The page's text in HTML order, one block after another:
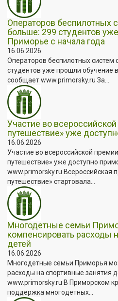
Операторов беспилотных
больше: 299 студентов
Приморье с начала года
16.06.2026
Операторов беспилотных систем
студентов уже прошли обучение
сообщает www.primorsky.ru За...
Участие во
путешествие» уже
16.06.2026
Участие во всероссийской
путешествие» уже доступно
www.primorsky.ru Всероссийская
путешествие» стартовала...
Многодетные семьи
компенсировать расходы
детей
16.06.2026
Многодетные семьи Приморья
расходы на спортивные занятия
www.primorsky.ru В Приморском
поддержка многодетных...